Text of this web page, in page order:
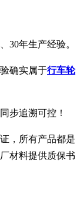
30年生产经验。
确实属于行车轮
步追溯可控！
，所有产品都是
材料提供质保书